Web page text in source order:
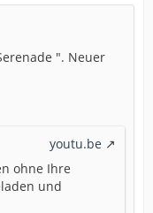
". Neuer
youtu.be
ohne Ihre
und